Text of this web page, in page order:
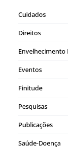
Cuidados
Direitos
Envelhecimento
Eventos
Finitude
Pesquisas
Publicações
Saúde-Doença